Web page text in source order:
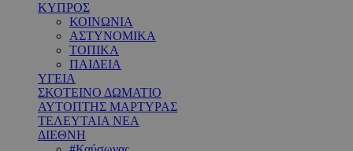
ΚΥΠΡΟΣ
ΚΟΙΝΩΝΙΑ
ΑΣΤΥΝΟΜΙΚΑ
ΤΟΠΙΚΑ
ΠΑΙΔΕΙΑ
ΥΓΕΙΑ
ΣΚΟΤΕΙΝΟ ΔΩΜΑΤΙΟ
ΑΥΤΟΠΤΗΣ ΜΑΡΤΥΡΑΣ
ΤΕΛΕΥΤΑΙΑ ΝΕΑ
ΔΙΕΘΝΗ